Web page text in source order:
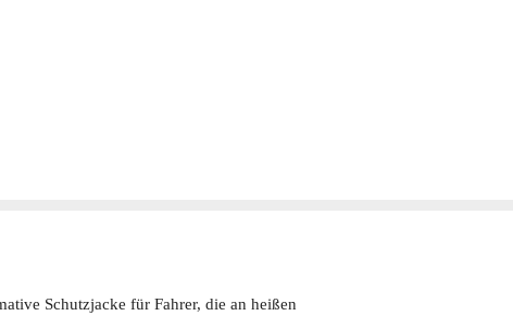
Schutzjacke für Fahrer, die an heißen